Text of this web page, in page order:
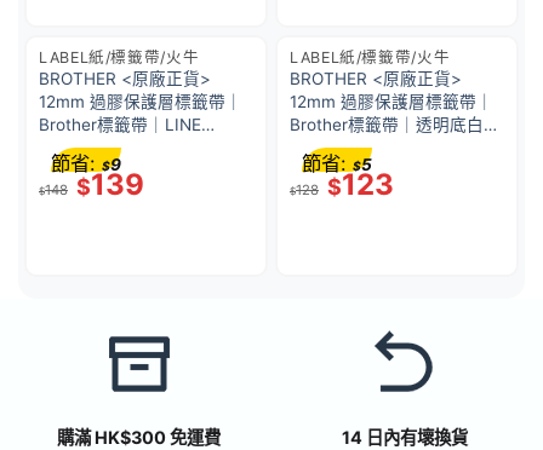
LABEL紙/標籤帶/火牛
BROTHER <原廠正貨>
12mm 過膠保護層標籤帶｜
Brother標籤帶｜LINE
FRIENDS熊美-綠底黑字｜P-
Touch TZe-LG31 (12mm x
5M)｜防水、耐熱、耐磨｜
$148 $139
節省: $9
LABEL紙/標籤帶/火牛
BROTHER <原廠正貨>
12mm 過膠保護層標籤帶｜
Brother標籤帶｜透明底白字
｜P-Touch TZe-135 (12mm
x 8M)｜防水、耐熱、耐磨｜
不怕紫外線、化學藥品
$128 $123
節省: $5
購滿 HK$300 免運費 14 日內有壞換貨